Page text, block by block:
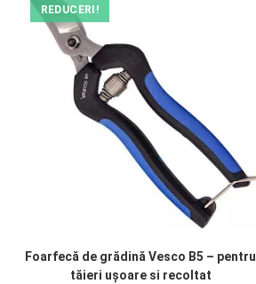
REDUCERI!
Foarfecă de grădină Vesco B5 – pentru
tăieri ușoare si recoltat